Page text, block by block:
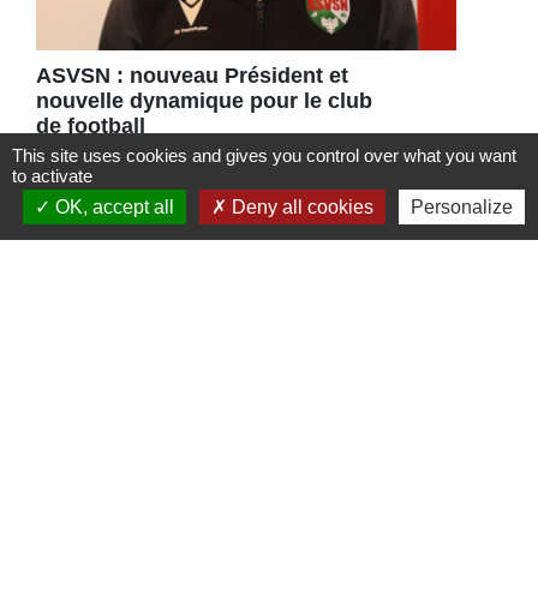
ASVSN : nouveau Président et
nouvelle dynamique pour le club
de football
Une nouvelle équipe vient d’être portée à
la tête de l’ASVSN avec le
renouvellement du bureau à 95%.
This site uses cookies and gives you control over what you want
to activate
OK, accept all
Deny all cookies Personalize